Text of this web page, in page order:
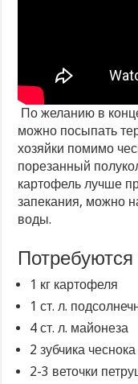
По желанию в
можно посыпать
хозяйки помимо
порезанный
картофель лучше
запекания, можно
воды.
1 кг картофеля
1 ст. л.
4 ст. л. майонеза
2 зубчика чеснока
2-3 веточки